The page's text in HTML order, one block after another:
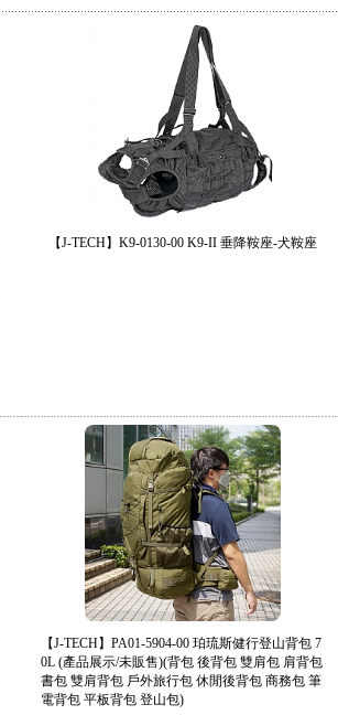
【J-TECH】K9-0130-00 K9-II 垂降鞍座-犬鞍座
【J-TECH】PA01-5904-00 珀琉斯健行登山背包 7
0L (產品展示/未販售)(背包 後背包 雙肩包 肩背包
書包 雙肩背包 戶外旅行包 休閒後背包 商務包 筆
電背包 平板背包 登山包)